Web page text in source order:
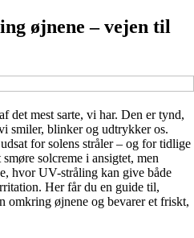
øjnene – vejen til
det mest sarte, vi har. Den er tynd,
smiler, blinker og udtrykker os.
for solens stråler – og for tidlige
solcreme i ansigtet, men
hvor UV-stråling kan give både
Her får du en guide til,
omkring øjnene og bevarer et friskt,